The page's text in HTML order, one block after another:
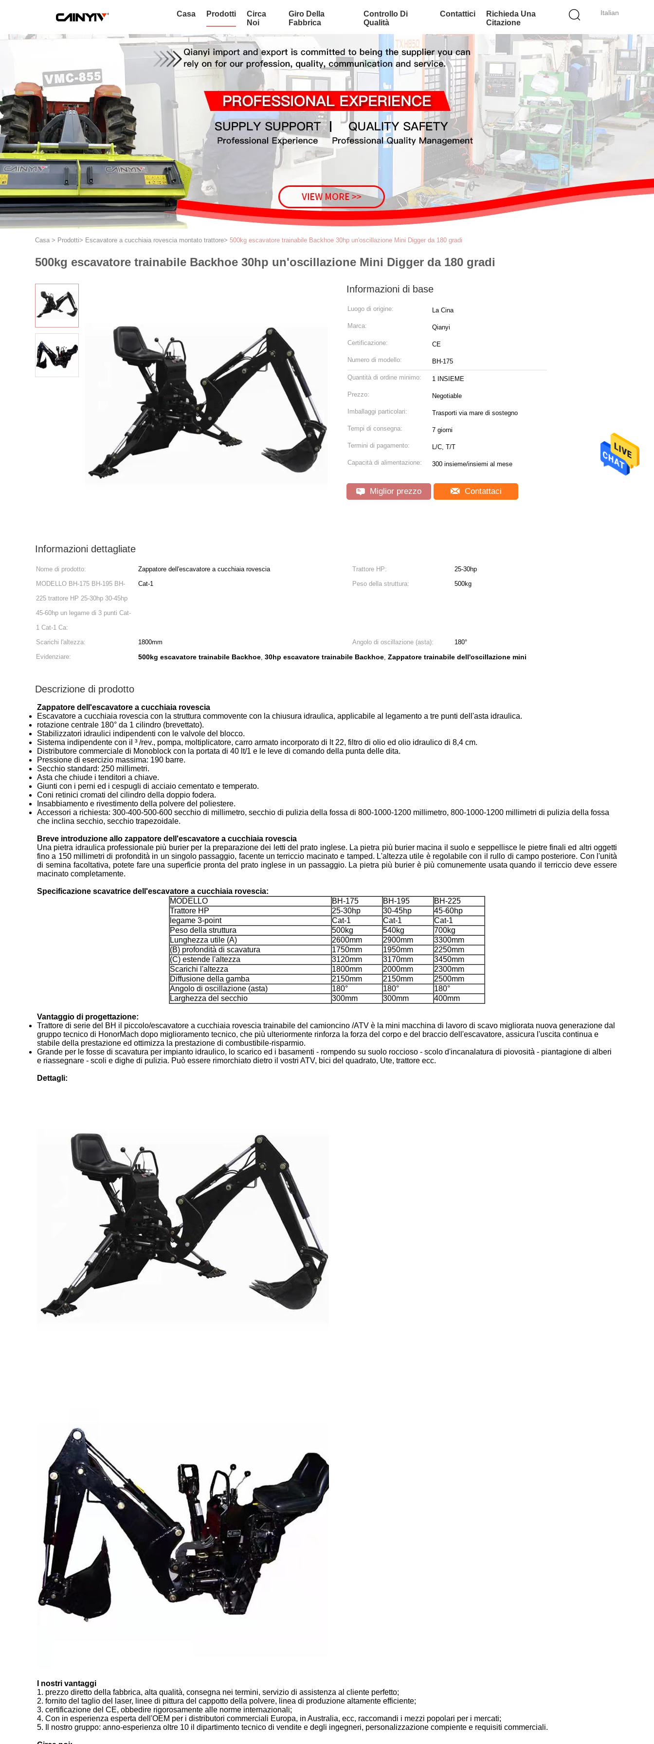
Italian
Casa Prodotti
Circa
Noi
Giro Della
Fabbrica
Controllo Di
Qualità
Contattici
Richieda Una
Citazione
Casa > Prodotti> Escavatore a cucchiaia rovescia montato trattore> 500kg escavatore trainabile Backhoe 30hp un'oscillazione Mini Digger da 180 gradi
500kg escavatore trainabile Backhoe 30hp un'oscillazione Mini Digger da 180 gradi
Informazioni di base
Luogo di origine: La Cina
Marca: Qianyi
Certificazione: CE
Numero di modello: BH-175
Quantità di ordine minimo: 1 INSIEME
Prezzo: Negotiable
Imballaggi particolari: Trasporti via mare di sostegno
Tempi di consegna: 7 giorni
Termini di pagamento: L/C, T/T
Capacità di alimentazione: 300 insieme/insiemi al mese
Miglior prezzo Contattaci
Informazioni dettagliate
Nome di prodotto: Zappatore dell'escavatore a cucchiaia rovescia Trattore HP:
25-30hp
MODELLO BH-175 BH-195 BH-
225 trattore HP 25-30hp 30-45hp
45-60hp un legame di 3 punti Cat-
1 Cat-1 Ca:
Cat-1 Peso della struttura: 500kg
Scarichi l'altezza: 1800mm Angolo di oscillazione (asta):
180°
Evidenziare:
500kg escavatore trainabile Backhoe, 30hp escavatore trainabile Backhoe, Zappatore trainabile dell'oscillazione mini
Descrizione di prodotto
Zappatore dell'escavatore a cucchiaia rovescia
Escavatore a cucchiaia rovescia con la struttura commovente con la chiusura idraulica, applicabile al legamento a tre punti dell'asta idraulica.
rotazione centrale 180° da 1 cilindro (brevettato).
Stabilizzatori idraulici indipendenti con le valvole del blocco.
Sistema indipendente con il ³ /rev., pompa, moltiplicatore, carro armato incorporato di lt 22, filtro di olio ed olio idraulico di 8,4 cm.
Distributore commerciale di Monoblock con la portata di 40 lt/1 e le leve di comando della punta delle dita.
Pressione di esercizio massima: 190 barre.
Secchio standard: 250 millimetri.
Asta che chiude i tenditori a chiave.
Giunti con i perni ed i cespugli di acciaio cementato e temperato.
Coni retinici cromati del cilindro della doppio fodera.
Insabbiamento e rivestimento della polvere del poliestere.
Accessori a richiesta: 300-400-500-600 secchio di millimetro, secchio di pulizia della fossa di 800-1000-1200 millimetro, 800-1000-1200 millimetri di pulizia della fossa
che inclina secchio, secchio trapezoidale.
Breve introduzione allo zappatore dell'escavatore a cucchiaia rovescia
Una pietra idraulica professionale più burier per la preparazione dei letti del prato inglese. La pietra più burier macina il suolo e seppellisce le pietre finali ed altri oggetti
fino a 150 millimetri di profondità in un singolo passaggio, facente un terriccio macinato e tamped. L'altezza utile è regolabile con il rullo di campo posteriore. Con l'unità
di semina facoltativa, potete fare una superficie pronta del prato inglese in un passaggio. La pietra più burier è più comunemente usata quando il terriccio deve essere
macinato completamente.
Specificazione scavatrice dell'escavatore a cucchiaia rovescia:
MODELLO
BH-175 BH-195
BH-225
Trattore HP
25-30hp 30-45hp
45-60hp
legame 3-point
Cat-1 Cat-1
Cat-1
Peso della struttura
500kg 540kg
700kg
Lunghezza utile (A)
2600mm 2900mm
3300mm
(B) profondità di scavatura
1750mm 1950mm
2250mm
(C) estende l'altezza
3120mm 3170mm
3450mm
Scarichi l'altezza
1800mm 2000mm
2300mm
Diffusione della gamba
2150mm 2150mm
2500mm
Angolo di oscillazione (asta)
180° 180°
180°
Larghezza del secchio
300mm 300mm 400mm
Vantaggio di progettazione:
Trattore di serie del BH il piccolo/escavatore a cucchiaia rovescia trainabile del camioncino /ATV è la mini macchina di lavoro di scavo migliorata nuova generazione dal
gruppo tecnico di HonorMach dopo miglioramento tecnico, che più ulteriormente rinforza la forza del corpo e del braccio dell'escavatore, assicura l'uscita continua e
stabile della prestazione ed ottimizza la prestazione di combustibile-risparmio.
Grande per le fosse di scavatura per impianto idraulico, lo scarico ed i basamenti - rompendo su suolo roccioso - scolo d'incanalatura di piovosità - piantagione di alberi
e riassegnare - scoli e dighe di pulizia. Può essere rimorchiato dietro il vostri ATV, bici del quadrato, Ute, trattore ecc.
Dettagli:
I nostri vantaggi
1. prezzo diretto della fabbrica, alta qualità, consegna nei termini, servizio di assistenza al cliente perfetto;
2. fornito del taglio del laser, linee di pittura del cappotto della polvere, linea di produzione altamente efficiente;
3. certificazione del CE, obbedire rigorosamente alle norme internazionali;
4. Con in esperienza esperta dell'OEM per i distributori commerciali Europa, in Australia, ecc, raccomandi i mezzi popolari per i mercati;
5. Il nostro gruppo: anno-esperienza oltre 10 il dipartimento tecnico di vendite e degli ingegneri, personalizzazione compiente e requisiti commerciali.